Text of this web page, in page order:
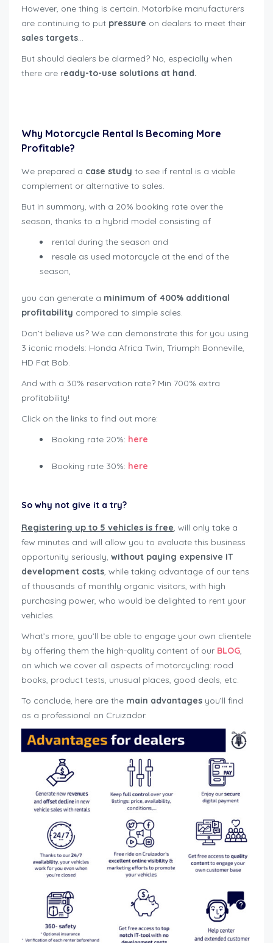
However, one thing is certain. Motorbike manufacturers
are continuing to put pressure on dealers to meet their
sales targets…
But should dealers be alarmed? No, especially when
there are ready-to-use solutions at hand.
Why Motorcycle Rental Is Becoming More
Profitable?
We prepared a case study to see if rental is a viable
complement or alternative to sales.
But in summary, with a 20% booking rate over the
season, thanks to a hybrid model consisting of
rental during the season and
resale as used motorcycle at the end of the
season,
you can generate a minimum of 400% additional
profitability compared to simple sales.
Don’t believe us? We can demonstrate this for you using
3 iconic models: Honda Africa Twin, Triumph Bonneville,
HD Fat Bob.
And with a 30% reservation rate? Min 700% extra
profitability!
Click on the links to find out more:
Booking rate 20%: here
Booking rate 30%: here
So why not give it a try?
Registering up to 5 vehicles is free, will only take a
few minutes and will allow you to evaluate this business
opportunity seriously, without paying expensive IT
development costs, while taking advantage of our tens
of thousands of monthly organic visitors, with high
purchasing power, who would be delighted to rent your
vehicles.
What’s more, you’ll be able to engage your own clientele
by offering them the high-quality content of our BLOG,
on which we cover all aspects of motorcycling: road
books, product tests, unusual places, good deals, etc.
To conclude, here are the main advantages you’ll find
as a professional on Cruizador.